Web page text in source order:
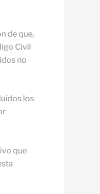
de que,
Civil
no
los
que